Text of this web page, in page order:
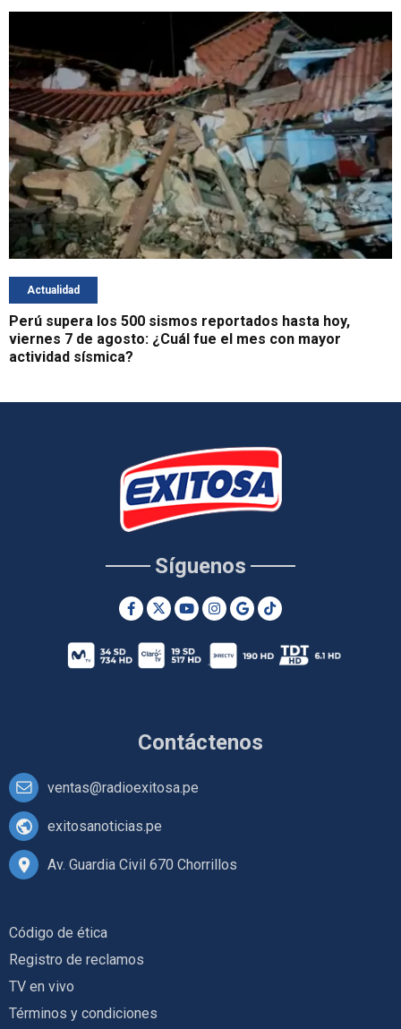
Actualidad
Perú supera los 500 sismos reportados hasta hoy,
viernes 7 de agosto: ¿Cuál fue el mes con mayor
actividad sísmica?
Contáctenos
ventas@radioexitosa.pe
exitosanoticias.pe
Av. Guardia Civil 670 Chorrillos
Síguenos
Código de ética
Registro de reclamos
TV en vivo
Términos y condiciones